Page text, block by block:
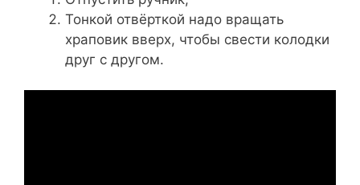
Тонкой отвёрткой надо вращать
храповик вверх, чтобы свести колодки
друг с другом.